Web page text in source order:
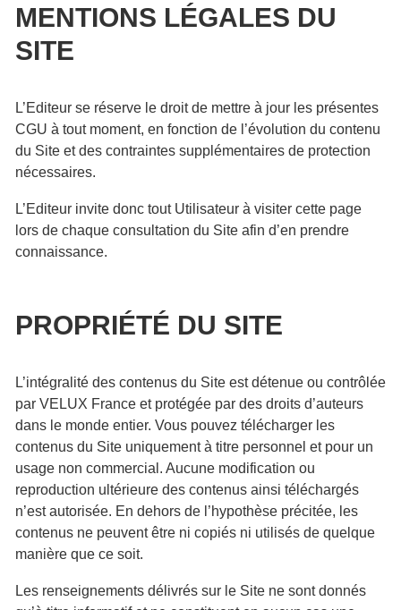
MENTIONS LÉGALES DU
SITE
L’Editeur se réserve le droit de mettre à jour les présentes
CGU à tout moment, en fonction de l’évolution du contenu
du Site et des contraintes supplémentaires de protection
nécessaires.
L’Editeur invite donc tout Utilisateur à visiter cette page
lors de chaque consultation du Site afin d’en prendre
connaissance.
PROPRIÉTÉ DU SITE
L’intégralité des contenus du Site est détenue ou contrôlée
par VELUX France et protégée par des droits d’auteurs
dans le monde entier. Vous pouvez télécharger les
contenus du Site uniquement à titre personnel et pour un
usage non commercial. Aucune modification ou
reproduction ultérieure des contenus ainsi téléchargés
n’est autorisée. En dehors de l’hypothèse précitée, les
contenus ne peuvent être ni copiés ni utilisés de quelque
manière que ce soit.
Les renseignements délivrés sur le Site ne sont donnés